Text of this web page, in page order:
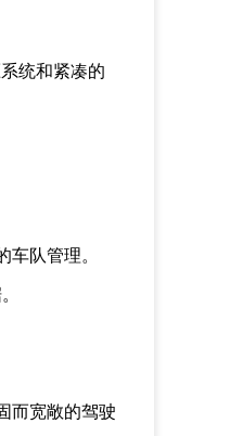
统和紧凑的
队管理。
而宽敞的驾驶